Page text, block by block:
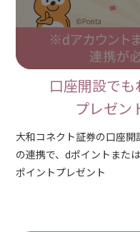
口座開設で
プレゼン
大和コネクト証券の口座
の連携で、dポイントまた
ポイントプレゼント